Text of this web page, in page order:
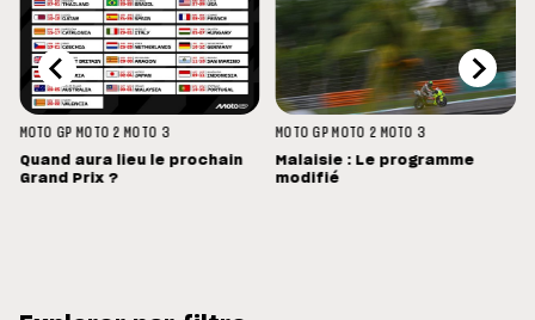
MOTO GP MOTO 2 MOTO 3
Quand aura lieu le prochain
Grand Prix ?
MOTO GP MOTO 2 MOTO 3
Malaisie : Le programme
modifié